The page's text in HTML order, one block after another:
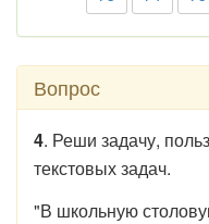
Вопрос
4. Реши задачу,
текстовых задач.
"В школьную